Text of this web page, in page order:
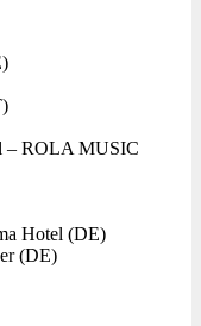
– ROLA MUSIC
Hotel (DE)
(DE)